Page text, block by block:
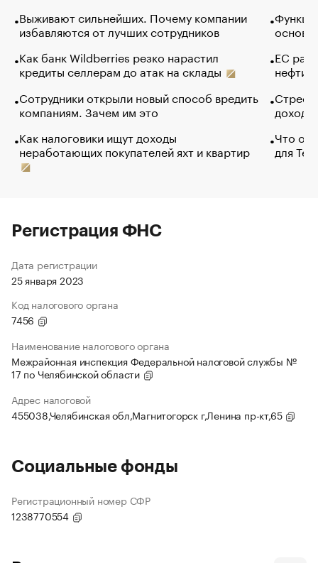
Выживают сильнейших. Почему компании
избавляются от лучших сотрудников
Как банк Wildberries резко нарастил
кредиты селлерам до атак на склады
Сотрудники открыли новый способ вредить
компаниям. Зачем им это
Как налоговики ищут доходы
неработающих покупателей яхт и квартир
основ
ЕС
нефти
Что
для
Регистрация ФНС
Дата регистрации
25 января 2023
Код налогового органа
7456
Наименование налогового органа
Межрайонная инспекция Федеральной налоговой службы №
17 по Челябинской области
Адрес налоговой
455038,Челябинская обл,Магнитогорск г,Ленина пр-кт,65
Социальные фонды
Регистрационный номер СФР
1238770554